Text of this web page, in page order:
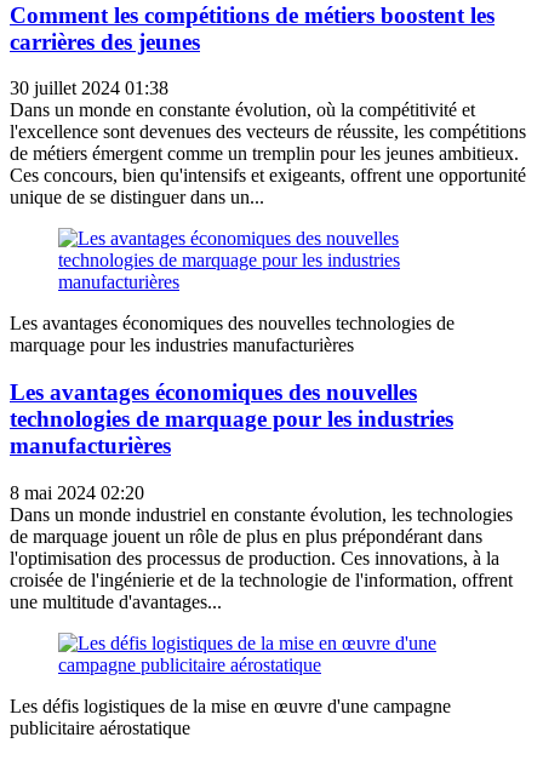
Comment les compétitions de métiers boostent les
carrières des jeunes
30 juillet 2024 01:38
Dans un monde en constante évolution, où la compétitivité et
l'excellence sont devenues des vecteurs de réussite, les compétitions
de métiers émergent comme un tremplin pour les jeunes ambitieux.
Ces concours, bien qu'intensifs et exigeants, offrent une opportunité
unique de se distinguer dans un...
Les avantages économiques des nouvelles technologies de
marquage pour les industries manufacturières
Les avantages économiques des nouvelles
technologies de marquage pour les industries
manufacturières
8 mai 2024 02:20
Dans un monde industriel en constante évolution, les technologies
de marquage jouent un rôle de plus en plus prépondérant dans
l'optimisation des processus de production. Ces innovations, à la
croisée de l'ingénierie et de la technologie de l'information, offrent
une multitude d'avantages...
Les défis logistiques de la mise en œuvre d'une campagne
publicitaire aérostatique